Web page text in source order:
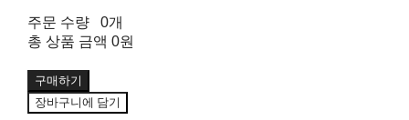
주문 수량
0개
총 상품 금액 0원
구매하기
장바구니에 담기